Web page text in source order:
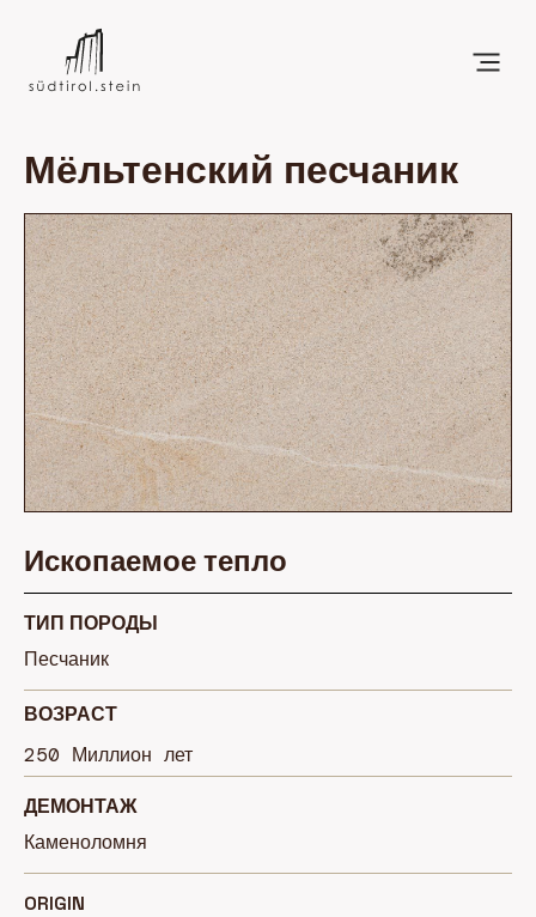
Мёльтенский песчаник
Ископаемое тепло
ТИП ПОРОДЫ
Песчаник
ВОЗРАСТ
250 Миллион лет
ДЕМОНТАЖ
Каменоломня
ORIGIN